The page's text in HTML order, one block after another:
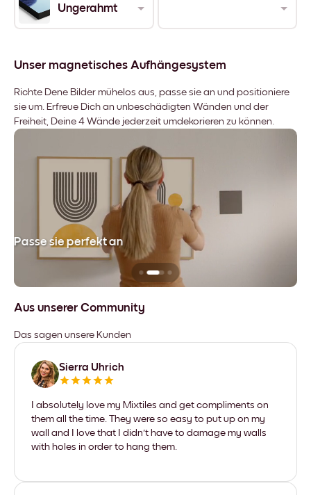
Ungerahmt
Unser magnetisches Aufhängesystem
Richte Dene Bilder mühelos aus, passe sie an und positioniere
sie um. Erfreue Dich an unbeschädigten Wänden und der
Freiheit, Deine 4 Wände jederzeit umdekorieren zu können.
Passe sie perfekt an
Aus unserer Community
Das sagen unsere Kunden
Sierra Uhrich
I absolutely love my Mixtiles and get compliments on
them all the time. They were so easy to put up on my
wall and I love that I didn't have to damage my walls
with holes in order to hang them.